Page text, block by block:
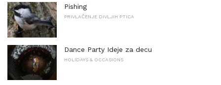
Pishing
PRIVLAČENJE DIVLJIH PTICA
Dance Party Ideje za decu
HOLIDAYS & OCCASIONS